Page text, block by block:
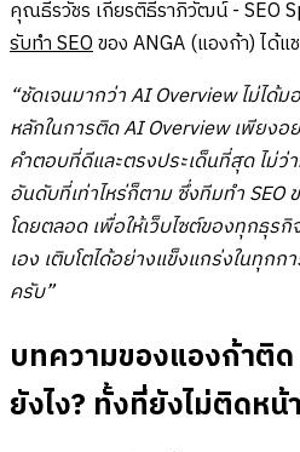
คุณธีรวัชร เกียรติธีราภิวัฒน์ - SEO
รับทำ SEOของ ANGA (แองก้า) ได้แ
“ชัดเจนมากว่า AI Overview ไม่ได้
หลักในการติด AI Overview เพียง
คำตอบที่ดีและตรงประเด็นที่สุด ไม่ว่
อันดับที่เท่าไหร่ก็ตาม ซึ่งทีมทำ SEO
โดยตลอด เพื่อให้เว็บไซต์ของทุกธุร
เอง เติบโตได้อย่างแข็งแกร่งในทุก
ครับ”
บทความของแองก้าติ
ยังไง? ทั้งที่ยังไม่ติดหน้